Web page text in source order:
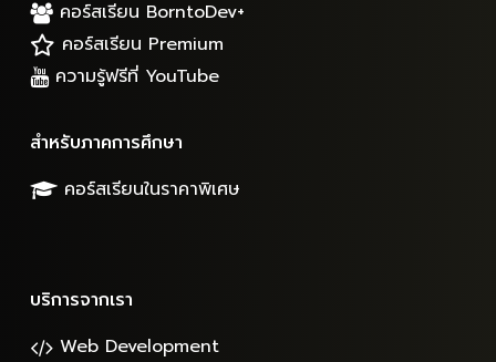
คอร์สเรียน BorntoDev+
คอร์สเรียน Premium
ความรู้ฟรีที่ YouTube
สำหรับภาคการศึกษา
คอร์สเรียนในราคาพิเศษ
บริการจากเรา
Web Development